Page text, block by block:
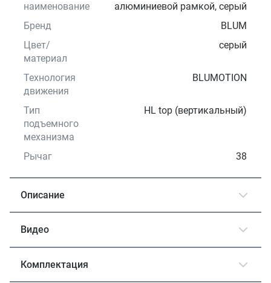
наименование
алюминиевой рамкой, серый
Бренд
BLUM
Цвет/
материал
серый
Технология
движения
BLUMOTION
Тип
подъемного
механизма
HL top (вертикальный)
Рычаг 38
Описание
Видео
Комплектация